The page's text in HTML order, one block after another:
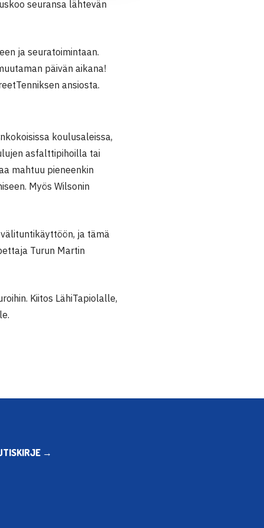
seuransa lähtevän
ja seuratoimintaan.
päivän aikana!
ansiosta.
koulusaleissa,
asfalttipihoilla tai
mahtuu pieneenkin
Myös Wilsonin
ja tämä
Turun Martin
Kiitos LähiTapiolalle,
→